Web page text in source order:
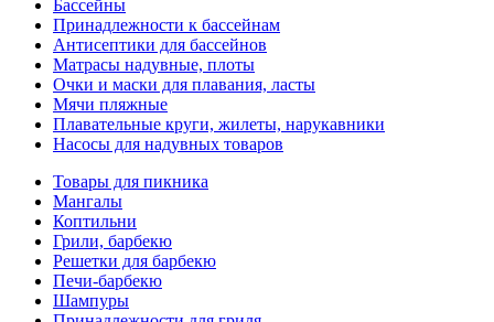
Бассейны
Принадлежности к бассейнам
Антисептики для бассейнов
Матраcы надувные, плоты
Очки и маски для плавания, ласты
Мячи пляжные
Плавательные круги, жилеты, нарукавники
Насосы для надувных товаров
Товары для пикника
Мангалы
Коптильни
Грили, барбекю
Решетки для барбекю
Печи-барбекю
Шампуры